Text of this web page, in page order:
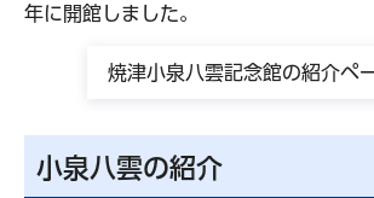
年に開館しました。
焼津小泉八雲記念館の紹介ペ
小泉八雲の紹介